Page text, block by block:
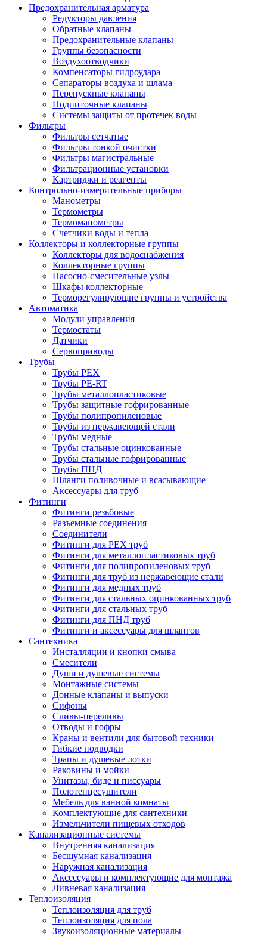
Предохранительная арматура
Редукторы давления
Обратные клапаны
Предохранительные клапаны
Группы безопасности
Воздухоотводчики
Компенсаторы гидроудара
Сепараторы воздуха и шлама
Перепускные клапаны
Подпиточные клапаны
Системы защиты от протечек воды
Фильтры
Фильтры сетчатые
Фильтры тонкой очистки
Фильтры магистральные
Фильтрационные установки
Картриджи и реагенты
Контрольно-измерительные приборы
Манометры
Термометры
Термоманометры
Счетчики воды и тепла
Коллекторы и коллекторные группы
Коллекторы для водоснабжения
Коллекторные группы
Насосно-смесительные узлы
Шкафы коллекторные
Терморегулирующие группы и устройства
Автоматика
Модули управления
Термостаты
Датчики
Сервоприводы
Трубы
Трубы PEX
Трубы PE-RT
Трубы металлопластиковые
Трубы защитные гофрированные
Трубы полипропиленовые
Трубы из нержавеющей стали
Трубы медные
Трубы стальные оцинкованные
Трубы стальные гофрированные
Трубы ПНД
Шланги поливочные и всасывающие
Аксессуары для труб
Фитинги
Фитинги резьбовые
Разъемные соединения
Соединители
Фитинги для PEX труб
Фитинги для металлопластиковых труб
Фитинги для полипропиленовых труб
Фитинги для труб из нержавеющие стали
Фитинги для медных труб
Фитинги для стальных оцинкованных труб
Фитинги для стальных труб
Фитинги для ПНД труб
Фитинги и аксессуары для шлангов
Сантехника
Инсталляции и кнопки смыва
Смесители
Души и душевые системы
Монтажные системы
Донные клапаны и выпуски
Сифоны
Сливы-переливы
Отводы и гофры
Краны и вентили для бытовой техники
Гибкие подводки
Трапы и душевые лотки
Раковины и мойки
Унитазы, биде и писсуары
Полотенцесушители
Мебель для ванной комнаты
Комплектующие для сантехники
Измельчители пищевых отходов
Канализационные системы
Внутренняя канализация
Бесшумная канализация
Наружная канализация
Аксессуары и комплектующие для монтажа
Ливневая канализация
Теплоизоляция
Теплоизоляция для труб
Теплоизоляция для пола
Звукоизоляционные материалы